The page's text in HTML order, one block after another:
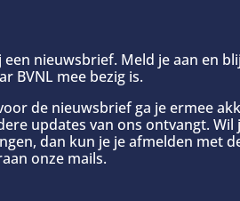
nieuwsbrief. Meld je aan en
BVNL mee bezig is.
de nieuwsbrief ga je ermee
updates van ons ontvangt. Wil
dan kun je je afmelden met
onze mails.